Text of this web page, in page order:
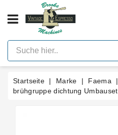
KATEGORIE
Vintage
Hebel
Espresso
Maschinen
Faema
E61
Startseite Marke Faema
brühgruppe dichtung Umbauset